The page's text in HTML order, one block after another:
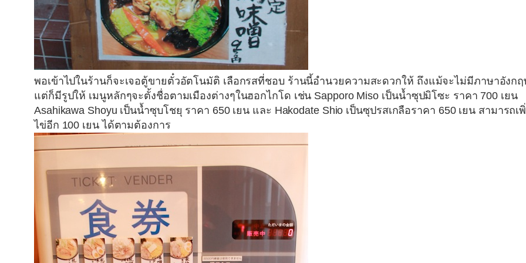
พอเข้าไปในร้านก็จะเจอตู้ขายตั๋วอัตโนมัติ เลือกรสที่ชอบ ร้านนี้อำนวยความสะดวกให้ ถึงแม้จะไม่มีภาษาอังก
แต่ก็มีรูปให้ เมนูหลักๆจะตั้งชื่อตามเมืองต่างๆในฮอกไกโด เช่น Sapporo Miso เป็นน้ำซุปมิโซะ ราคา 700 เยน
Asahikawa Shoyu เป็นน้ำซุบโชยุ ราคา 650 เยน และ Hakodate Shio เป็นซุปรสเกลือราคา 650 เยน สามารถเ
ไข่อีก 100 เยน ได้ตามต้องการ